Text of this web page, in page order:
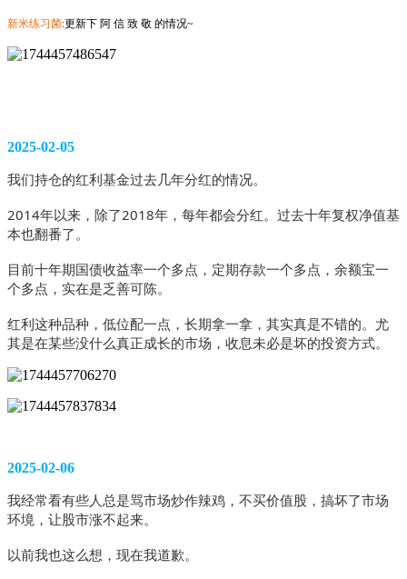
新米练习菌:更新下 阿 信 致 敬 的情况~
2025-02-05
我们持仓的红利基金过去几年分红的情况。
2014年以来，除了2018年，每年都会分红。过去十年复权净值基
本也翻番了。
目前十年期国债收益率一个多点，定期存款一个多点，余额宝一
个多点，实在是乏善可陈。
红利这种品种，低位配一点，长期拿一拿，其实真是不错的。尤
其是在某些没什么真正成长的市场，收息未必是坏的投资方式。
2025-02-06
我经常看有些人总是骂市场炒作辣鸡，不买价值股，搞坏了市场
环境，让股市涨不起来。
以前我也这么想，现在我道歉。